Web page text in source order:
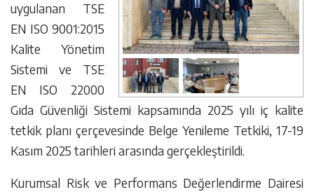
uygulanan TSE
EN ISO 9001:2015
Kalite Yönetim
Sistemi ve TSE
EN ISO 22000
Gıda Güvenliği Sistemi kapsamında 2025 yılı iç kalite
tetkik planı çerçevesinde Belge Yenileme Tetkiki, 17-19
Kasım 2025 tarihleri arasında gerçekleştirildi.
Kurumsal Risk ve Performans Değerlendirme Dairesi